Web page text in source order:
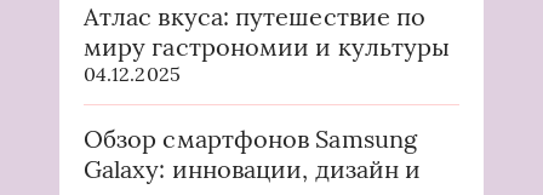
Атлас вкуса: путешествие по
миру гастрономии и культуры
04.12.2025
Обзор смартфонов Samsung
Galaxy: инновации, дизайн и